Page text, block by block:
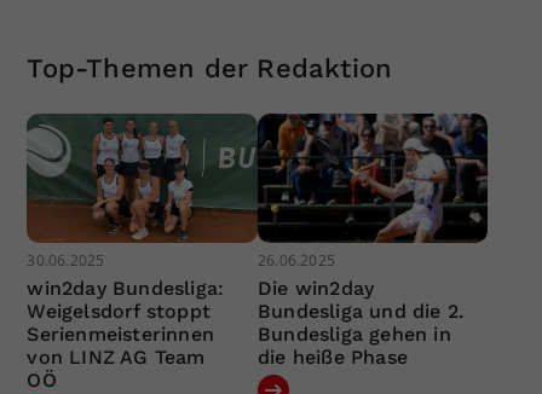
Top-Themen der Redaktion
30.06.2025
win2day Bundesliga:
Weigelsdorf stoppt
Serienmeisterinnen
von LINZ AG Team
OÖ
26.06.2025
Die win2day
Bundesliga und die 2.
Bundesliga gehen in
die heiße Phase